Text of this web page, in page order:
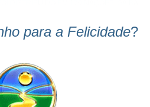
Video
para a Felicidade?